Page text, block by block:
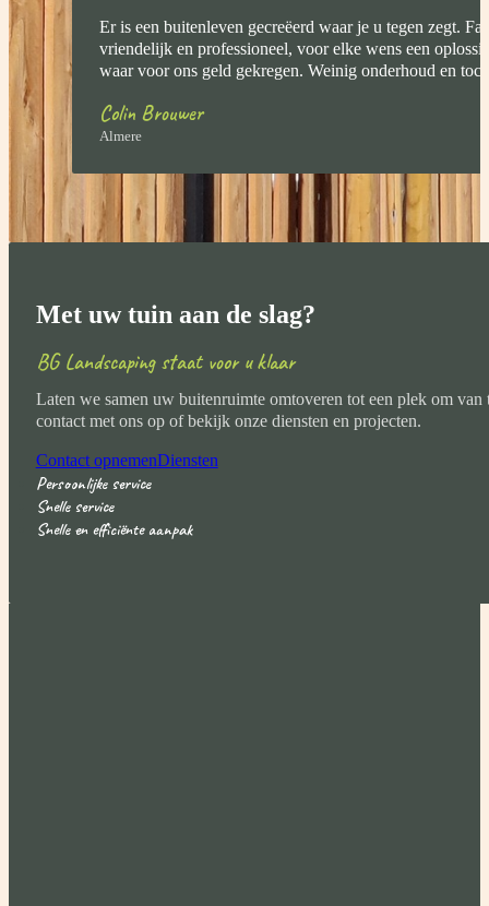
Er is een buitenleven gecreëerd waar je u tegen zegt.
vriendelijk en professioneel, voor elke wens een
waar voor ons geld gekregen. Weinig onderhoud en
Colin Brouwer
Almere
Met uw tuin aan de slag?
BG Landscaping staat voor u klaar
Laten we samen uw buitenruimte omtoveren tot een plek om van
contact met ons op of bekijk onze diensten en projecten.
Contact opnemenDiensten
Persoonlijke service
Snelle service
Snelle en efficiënte aanpak